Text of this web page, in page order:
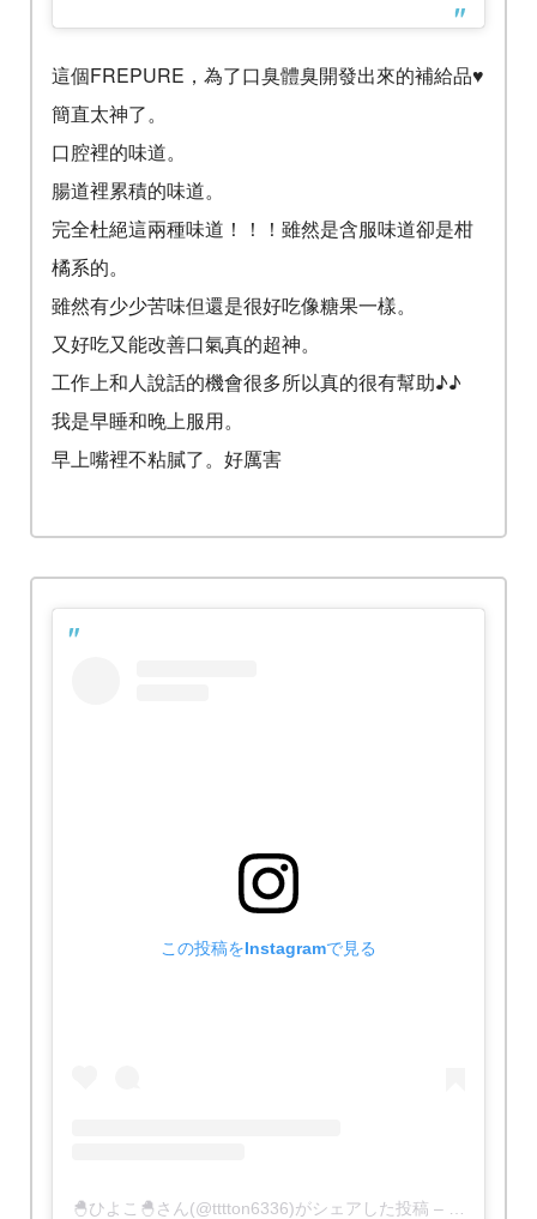
這個FREPURE，為了口臭體臭開發出來的補給品♥️
簡直太神了。
口腔裡的味道。
腸道裡累積的味道。
完全杜絕這兩種味道！！！雖然是含服味道卻是柑
橘系的。
雖然有少少苦味但還是很好吃像糖果一樣。
又好吃又能改善口氣真的超神。
工作上和人說話的機會很多所以真的很有幫助♪♪
我是早睡和晚上服用。
早上嘴裡不粘膩了。好厲害
この投稿をInstagramで見る
🐣ひよこ🐣さん(@tttton6336)がシェアした投稿 –